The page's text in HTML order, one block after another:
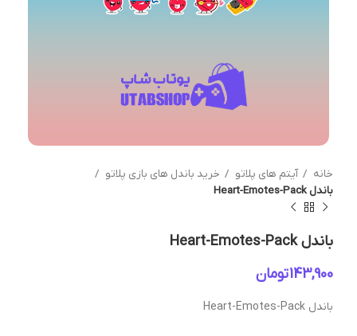
خانه آیتم های پلاتو
خرید باندل های بازی پلاتو
باندل Heart-Emotes-Pack
باندل Heart-Emotes-Pack
تومان
باندل Heart-Emotes-Pack